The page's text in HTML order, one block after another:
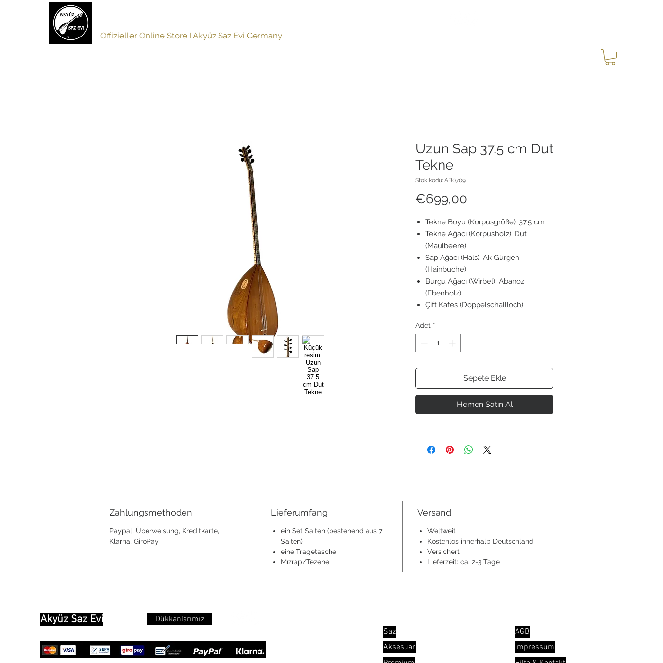
Offizieller Online Store I Akyüz Saz Evi Germany
Uzun Sap 37.5 cm Dut
Tekne
Stok kodu: AB0709
€699,00
Tekne Boyu (Korpusgröße): 37.5 cm
Tekne Ağacı (Korpusholz): Dut
(Maulbeere)
Sap Ağacı (Hals): Ak Gürgen
(Hainbuche)
Burgu Ağacı (Wirbel): Abanoz
(Ebenholz)
Çift Kafes (Doppelschallloch)
Adet *
Sepete Ekle
Hemen Satın Al
Zahlungsmethoden
Paypal, Überweisung, Kreditkarte,
Klarna, GiroPay
Lieferumfang
ein Set Saiten (bestehend aus 7
Saiten)
eine Tragetasche
Mızrap/Tezene
Versand
Weltweit
Kostenlos innerhalb Deutschland
Versichert
Lieferzeit: ca. 2-3 Tage
Akyüz Saz Evi Dükkanlarımız
Saz
Aksesuar
AGB
Impressum